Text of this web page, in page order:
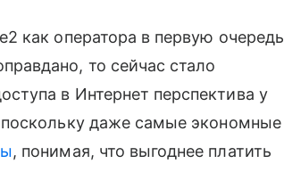
как оператора в первую очередь
то сейчас стало
в Интернет перспектива у
даже самые экономные
, понимая, что выгоднее платить